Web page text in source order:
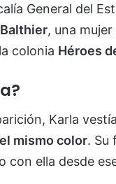
General del
, una
colonia Héroes
Karla vestía
mismo color. Su
con ella desde